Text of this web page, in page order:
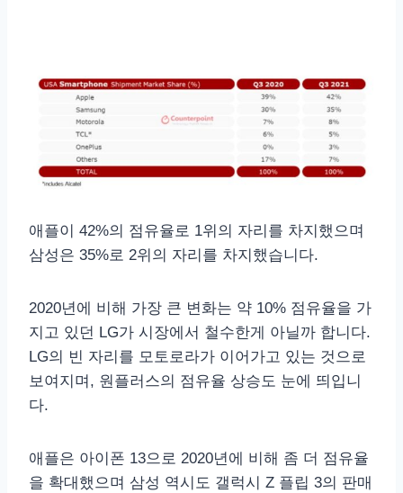
애플이 42%의 점유율로 1위의 자리를 차지했으며
삼성은 35%로 2위의 자리를 차지했습니다.
2020년에 비해 가장 큰 변화는 약 10% 점유율을 가
지고 있던 LG가 시장에서 철수한게 아닐까 합니다.
LG의 빈 자리를 모토로라가 이어가고 있는 것으로
보여지며, 원플러스의 점유율 상승도 눈에 띄입니
다.
애플은 아이폰 13으로 2020년에 비해 좀 더 점유율
을 확대했으며 삼성 역시도 갤럭시 Z 플립 3의 판매